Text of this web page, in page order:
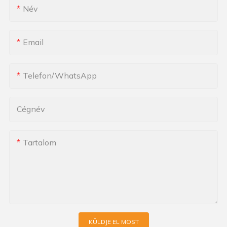
Név
Email
Telefon/WhatsApp
Cégnév
Tartalom
KÜLDJE EL MOST